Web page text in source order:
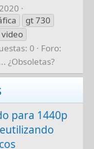
gt 730
0
Foro:
¿Obsoletas?
para 1440p